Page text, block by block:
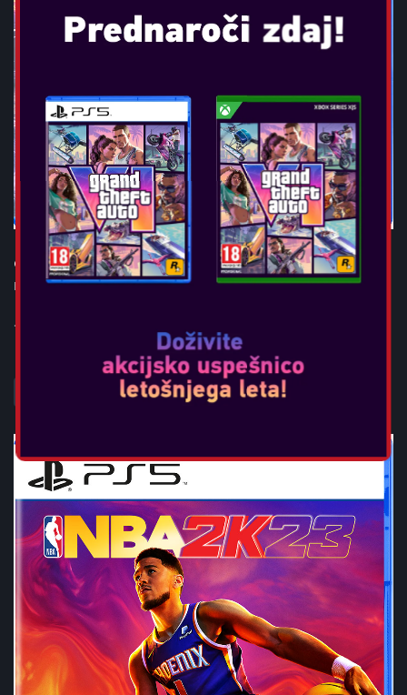
GOTHAM KNIGHTS
Datum izida: okt 21, 2022
...
POGLEJTE VEČ